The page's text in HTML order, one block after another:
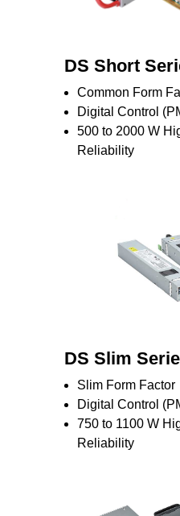
DS Short
Common Form
Digital Control
500 to 2000 W
Reliability
DS Slim
Slim Form Factor
Digital Control
750 to 1100 W
Reliability